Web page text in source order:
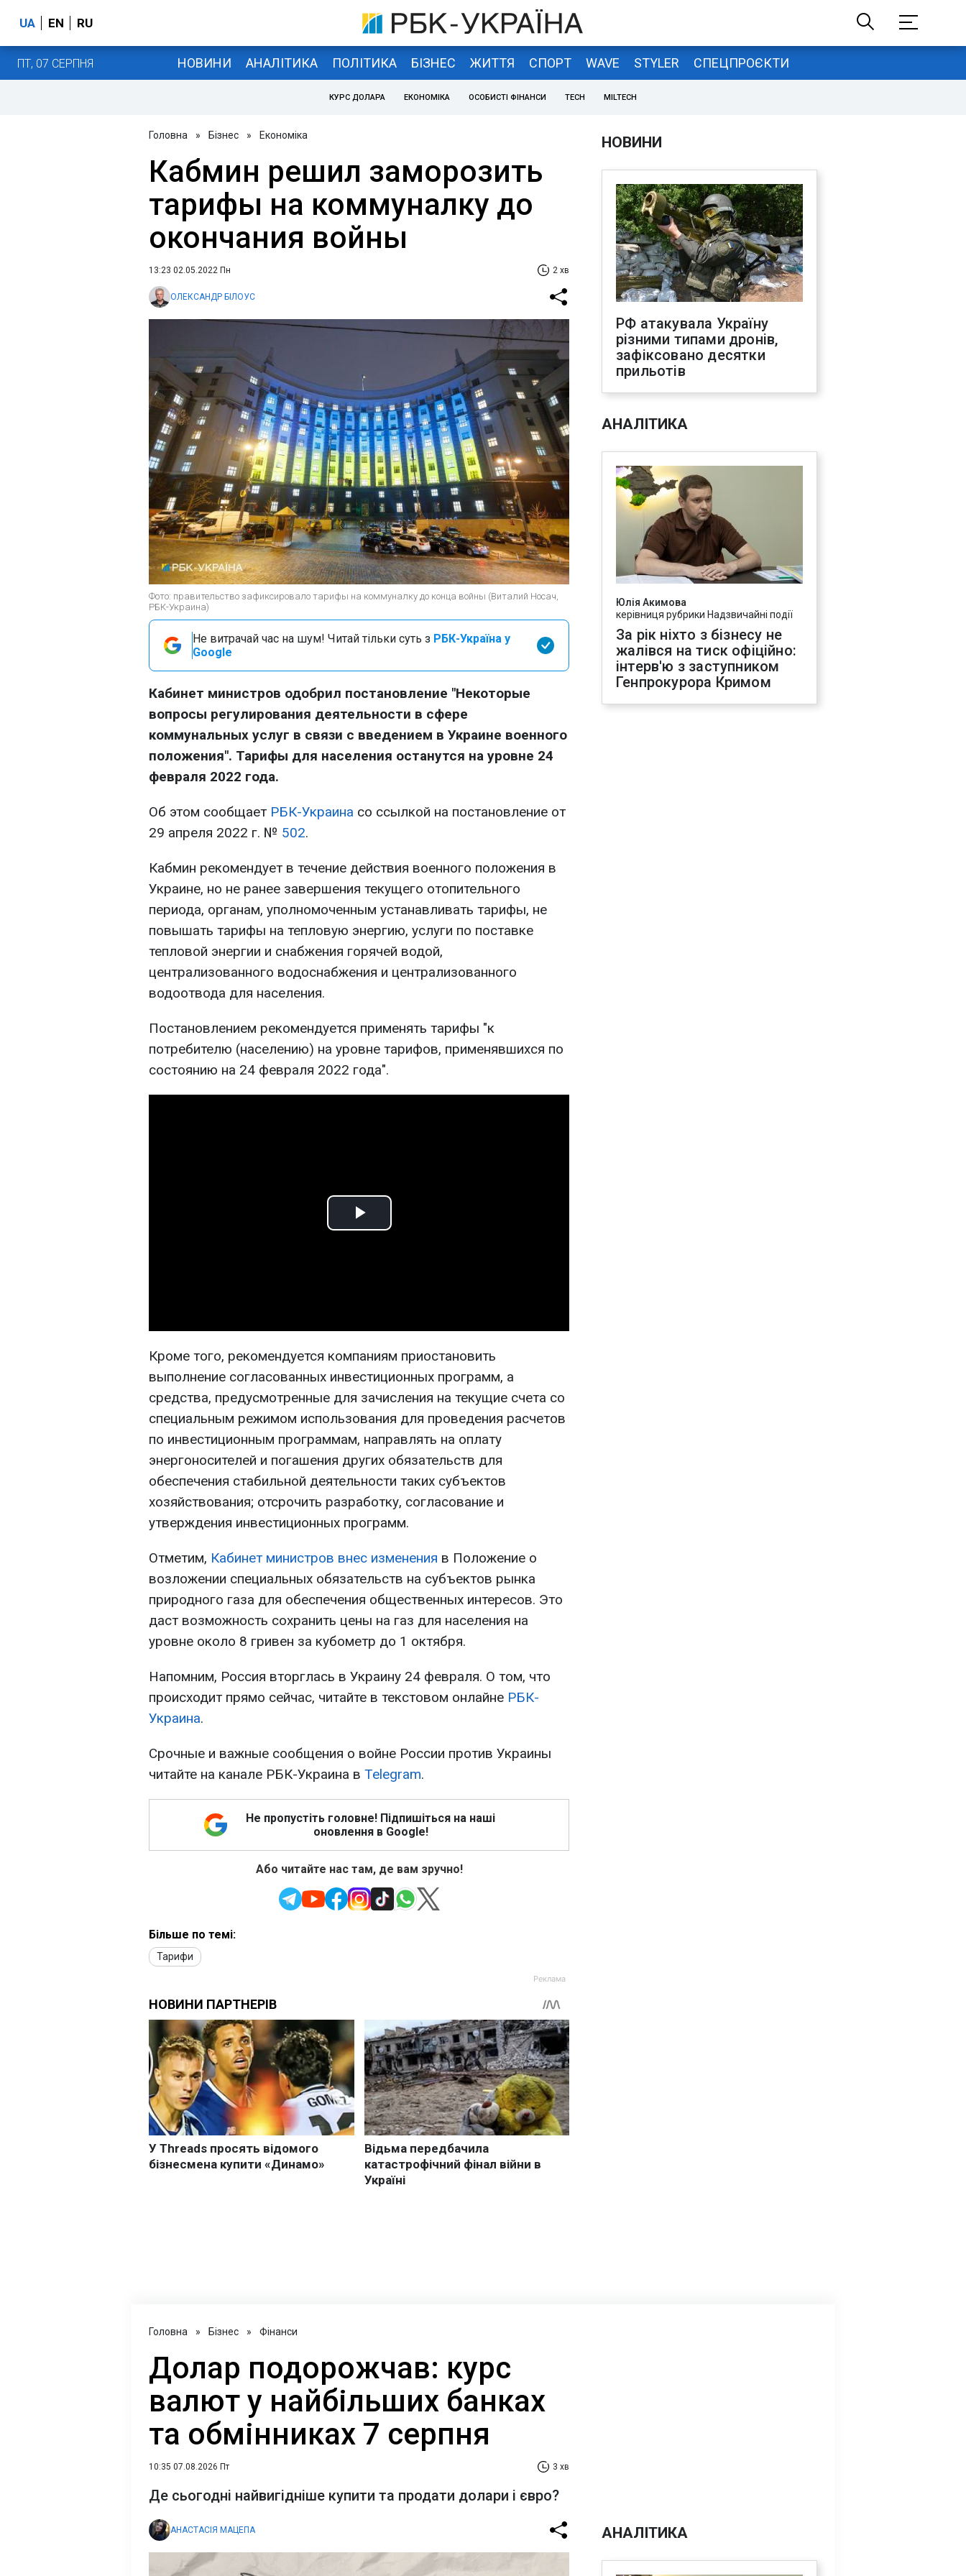
UA EN RU
ПТ, 07 СЕРПНЯ НОВИНИ АНАЛІТИКА ПОЛІТИКА БІЗНЕС ЖИТТЯ СПОРТ WAVE STYLER СПЕЦПРОЄКТИ
КУРС ДОЛАРА ЕКОНОМІКА ОСОБИСТІ ФІНАНСИ TECH MILTECH
Головна » Бізнес » Економіка
Кабмин решил заморозить
тарифы на коммуналку до
окончания войны
13:23 02.05.2022 Пн 2 хв
ОЛЕКСАНДР БІЛОУС
Фото: правительство зафиксировало тарифы на коммуналку до конца войны (Виталий Носач,
РБК-Украина)
Не витрачай час на шум! Читай тільки суть з РБК-Україна у
Google
Кабинет министров одобрил постановление "Некоторые
вопросы регулирования деятельности в сфере
коммунальных услуг в связи с введением в Украине военного
положения". Тарифы для населения останутся на уровне 24
февраля 2022 года.
Об этом сообщает РБК-Украина со ссылкой на постановление от
29 апреля 2022 г. № 502.
Кабмин рекомендует в течение действия военного положения в
Украине, но не ранее завершения текущего отопительного
периода, органам, уполномоченным устанавливать тарифы, не
повышать тарифы на тепловую энергию, услуги по поставке
тепловой энергии и снабжения горячей водой,
централизованного водоснабжения и централизованного
водоотвода для населения.
Постановлением рекомендуется применять тарифы "к
потребителю (населению) на уровне тарифов, применявшихся по
состоянию на 24 февраля 2022 года".
Play
Кроме того, рекомендуется компаниям приостановить
выполнение согласованных инвестиционных программ, а
средства, предусмотренные для зачисления на текущие счета со
специальным режимом использования для проведения расчетов
по инвестиционным программам, направлять на оплату
энергоносителей и погашения других обязательств для
обеспечения стабильной деятельности таких субъектов
хозяйствования; отсрочить разработку, согласование и
утверждения инвестиционных программ.
Отметим, Кабинет министров внес изменения в Положение о
возложении специальных обязательств на субъектов рынка
природного газа для обеспечения общественных интересов. Это
даст возможность сохранить цены на газ для населения на
уровне около 8 гривен за кубометр до 1 октября.
Напомним, Россия вторглась в Украину 24 февраля. О том, что
происходит прямо сейчас, читайте в текстовом онлайне РБК-
Украина.
Срочные и важные сообщения о войне России против Украины
читайте на канале РБК-Украина в Telegram.
Не пропустіть головне! Підпишіться на наші
оновлення в Google!
Або читайте нас там, де вам зручно!
Більше по темі:
Тарифи
НОВИНИ
РФ атакувала Україну
різними типами дронів,
зафіксовано десятки
прильотів
АНАЛІТИКА
Юлія Акимова
керівниця рубрики Надзвичайні події
За рік ніхто з бізнесу не
жалівся на тиск офіційно:
інтерв'ю з заступником
Генпрокурора Кримом
Головна » Бізнес » Фінанси
Долар подорожчав: курс
валют у найбільших банках
та обмінниках 7 серпня
10:35 07.08.2026 Пт 3 хв
Де сьогодні найвигідніше купити та продати долари і євро?
АНАСТАСІЯ МАЦЕПА АНАЛІТИКА